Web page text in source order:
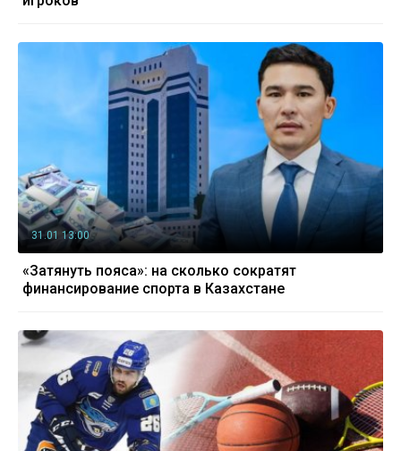
31.01 13:00
«Затянуть пояса»: на сколько сократят
финансирование спорта в Казахстане